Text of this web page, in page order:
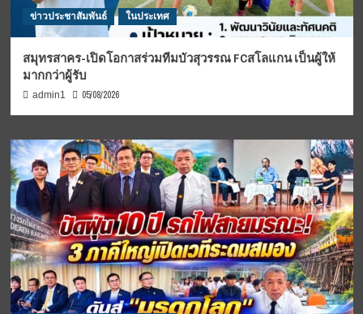
ข่าวประชาสัมพันธ์ ในประเทศ
สมุทรสาคร-เปิดโอกาสร่วมทีมบัวสุวรรณ FCสโลแกน เป็นผู้ให้
มากกว่าผู้รับ
admin1 05/08/2026